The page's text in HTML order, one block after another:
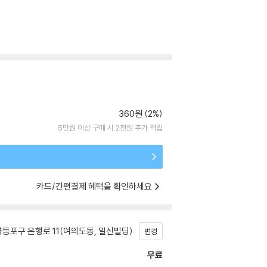
360원 (2%)
5만원 이상 구매 시 2천원 추가 적립
카드/간편결제 혜택을 확인하세요
포구 은행로 11(여의도동, 일신빌딩) 변경
무료